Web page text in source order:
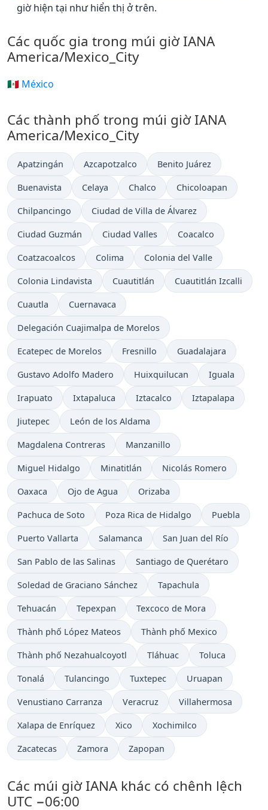
giờ hiện tại như hiển thị ở trên.
Các quốc gia trong múi giờ IANA
America/Mexico_City
🇲🇽 México
Các thành phố trong múi giờ IANA
America/Mexico_City
Apatzingán Azcapotzalco Benito Juárez
Buenavista Celaya Chalco Chicoloapan
Chilpancingo Ciudad de Villa de Álvarez
Ciudad Guzmán Ciudad Valles Coacalco
Coatzacoalcos Colima Colonia del Valle
Colonia Lindavista Cuautitlán Cuautitlán Izcalli
Cuautla Cuernavaca
Delegación Cuajimalpa de Morelos
Ecatepec de Morelos Fresnillo Guadalajara
Gustavo Adolfo Madero Huixquilucan Iguala
Irapuato Ixtapaluca Iztacalco Iztapalapa
Jiutepec León de los Aldama
Magdalena Contreras Manzanillo
Miguel Hidalgo Minatitlán Nicolás Romero
Oaxaca Ojo de Agua Orizaba
Pachuca de Soto Poza Rica de Hidalgo Puebla
Puerto Vallarta Salamanca San Juan del Río
San Pablo de las Salinas Santiago de Querétaro
Soledad de Graciano Sánchez Tapachula
Tehuacán Tepexpan Texcoco de Mora
Thành phố López Mateos Thành phố Mexico
Thành phố Nezahualcoyotl Tláhuac Toluca
Tonalá Tulancingo Tuxtepec Uruapan
Venustiano Carranza Veracruz Villahermosa
Xalapa de Enríquez Xico Xochimilco
Zacatecas Zamora Zapopan
Các múi giờ IANA khác có chênh lệch
UTC −06:00